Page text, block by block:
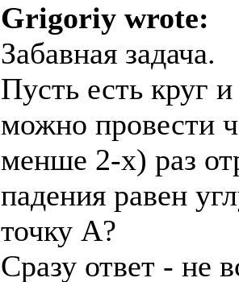
Grigoriy wrote:
Забавная задача.
Пусть есть круг
можно провести
менше 2-х) раз
падения равен
точку А?
Сразу ответ - не